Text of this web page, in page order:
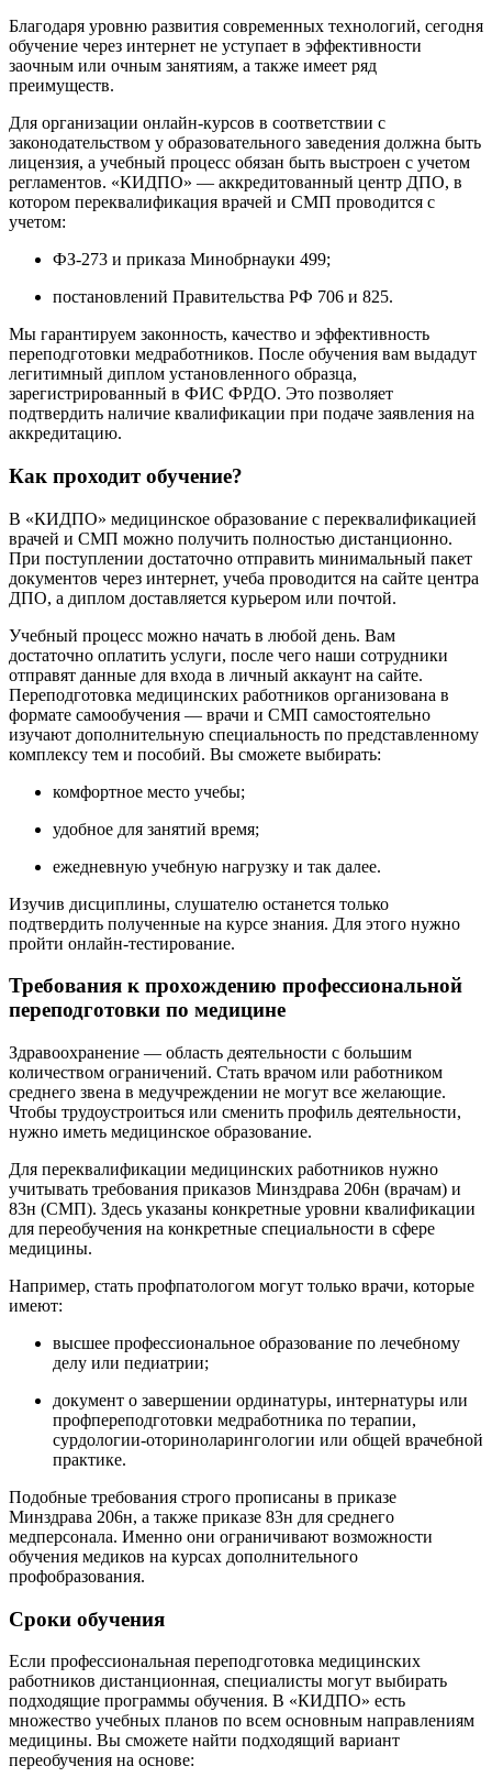
Благодаря уровню развития современных технологий, сегодня
обучение через интернет не уступает в эффективности
заочным или очным занятиям, а также имеет ряд
преимуществ.
Для организации онлайн-курсов в соответствии с
законодательством у образовательного заведения должна быть
лицензия, а учебный процесс обязан быть выстроен с учетом
регламентов. «КИДПО» — аккредитованный центр ДПО, в
котором переквалификация врачей и СМП проводится с
учетом:
ФЗ-273 и приказа Минобрнауки 499;
постановлений Правительства РФ 706 и 825.
Мы гарантируем законность, качество и эффективность
переподготовки медработников. После обучения вам выдадут
легитимный диплом установленного образца,
зарегистрированный в ФИС ФРДО. Это позволяет
подтвердить наличие квалификации при подаче заявления на
аккредитацию.
Как проходит обучение?
В «КИДПО» медицинское образование с переквалификацией
врачей и СМП можно получить полностью дистанционно.
При поступлении достаточно отправить минимальный пакет
документов через интернет, учеба проводится на сайте центра
ДПО, а диплом доставляется курьером или почтой.
Учебный процесс можно начать в любой день. Вам
достаточно оплатить услуги, после чего наши сотрудники
отправят данные для входа в личный аккаунт на сайте.
Переподготовка медицинских работников организована в
формате самообучения — врачи и СМП самостоятельно
изучают дополнительную специальность по представленному
комплексу тем и пособий. Вы сможете выбирать:
комфортное место учебы;
удобное для занятий время;
ежедневную учебную нагрузку и так далее.
Изучив дисциплины, слушателю останется только
подтвердить полученные на курсе знания. Для этого нужно
пройти онлайн-тестирование.
Требования к прохождению профессиональной
переподготовки по медицине
Здравоохранение — область деятельности с большим
количеством ограничений. Стать врачом или работником
среднего звена в медучреждении не могут все желающие.
Чтобы трудоустроиться или сменить профиль деятельности,
нужно иметь медицинское образование.
Для переквалификации медицинских работников нужно
учитывать требования приказов Минздрава 206н (врачам) и
83н (СМП). Здесь указаны конкретные уровни квалификации
для переобучения на конкретные специальности в сфере
медицины.
Например, стать профпатологом могут только врачи, которые
имеют:
высшее профессиональное образование по лечебному
делу или педиатрии;
документ о завершении ординатуры, интернатуры или
профпереподготовки медработника по терапии,
сурдологии-оториноларингологии или общей врачебной
практике.
Подобные требования строго прописаны в приказе
Минздрава 206н, а также приказе 83н для среднего
медперсонала. Именно они ограничивают возможности
обучения медиков на курсах дополнительного
профобразования.
Сроки обучения
Если профессиональная переподготовка медицинских
работников дистанционная, специалисты могут выбирать
подходящие программы обучения. В «КИДПО» есть
множество учебных планов по всем основным направлениям
медицины. Вы сможете найти подходящий вариант
переобучения на основе: